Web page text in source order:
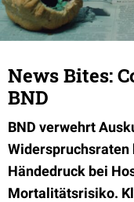
News Bites:
BND
BND verwehrt
Widerspruchsraten
Händedruck bei
Mortalitätsrisiko.